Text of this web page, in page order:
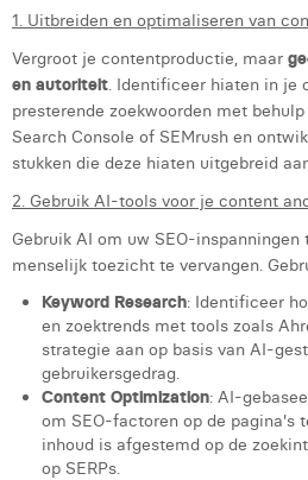
1. Uitbreiden en optimaliseren van
Vergroot je contentproductie, maar
en autoriteit. Identificeer hiaten in je
presterende zoekwoorden met
Search Console of SEMrush en
stukken die deze hiaten uitgebreid
2. Gebruik AI-tools voor je content
Gebruik AI om uw SEO-
menselijk toezicht te vervangen.
Keyword Research: Identificeer
en zoektrends met tools zoals
strategie aan op basis van AI-
gebruikersgedrag.
Content Optimization: AI-
om SEO-factoren op de pagina's
inhoud is afgestemd op de
op SERPs.